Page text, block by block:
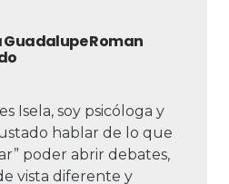
Guadalupe Roman
Isela, soy psicóloga y
hablar de lo que
poder abrir debates,
vista diferente y